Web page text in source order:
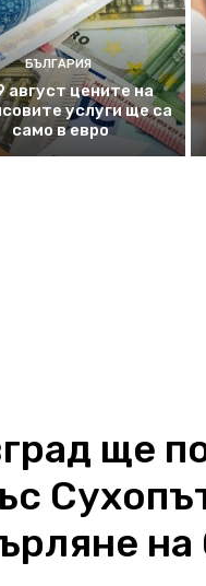
БЪЛГАРИЯ
август цените на
услуги ще са
само в евро